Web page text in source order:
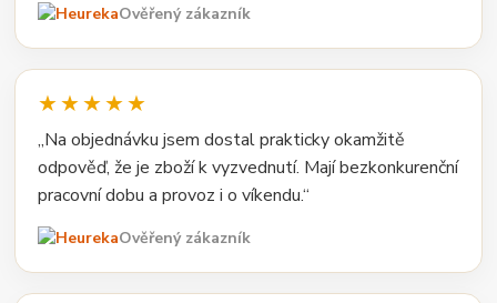
Ověřený zákazník
★★★★★
„Na objednávku jsem dostal prakticky okamžitě
odpověď, že je zboží k vyzvednutí. Mají bezkonkurenční
pracovní dobu a provoz i o víkendu.“
Ověřený zákazník